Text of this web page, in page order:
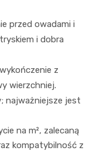
przed owadami i
i dobra
z
wierzchniej.
najważniejsze jest
na m², zalecaną
kompatybilność z